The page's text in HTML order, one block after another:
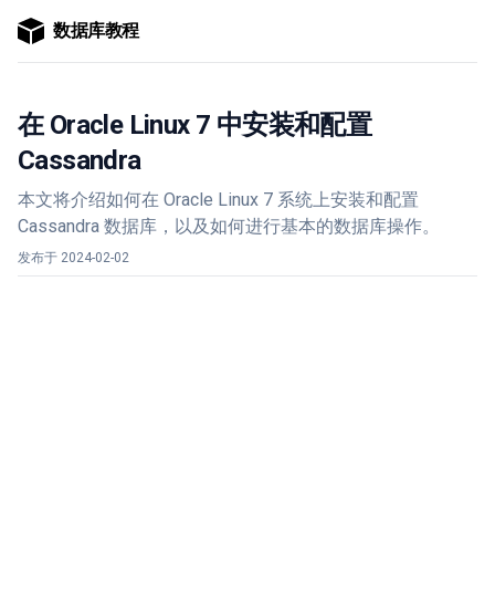
数据库教程
在 Oracle Linux 7 中安装和配置
Cassandra
本文将介绍如何在 Oracle Linux 7 系统上安装和配置
Cassandra 数据库，以及如何进行基本的数据库操作。
发布于 2024-02-02